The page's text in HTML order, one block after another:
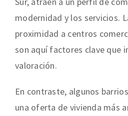
modernidad y los servicios.
proximidad a centros
son aquí factores clave que
valoración.
En contraste, algunos
una oferta de vivienda más